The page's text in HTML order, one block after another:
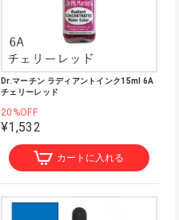
Dr.マーチン ラディアントインク15ml 6A
チェリーレッド
20%OFF
¥1,532
カートに入れる